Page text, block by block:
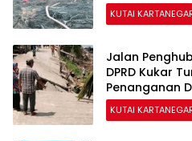
KUTAI
Jalan
DPRD Kukar
Penanganan
KUTAI